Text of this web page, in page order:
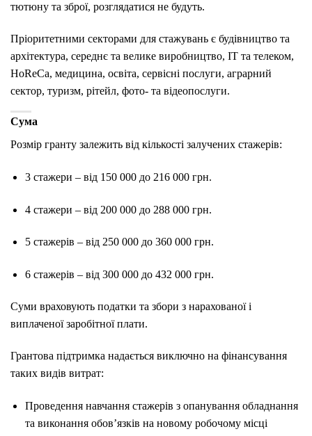
тютюну та зброї, розглядатися не будуть.
Пріоритетними секторами для стажувань є будівництво та
архітектура, середнє та велике виробництво, IT та телеком,
HoReCa, медицина, освіта, сервісні послуги, аграрний
сектор, туризм, рітейл, фото- та відеопослуги.
Сума
Розмір гранту залежить від кількості залучених стажерів:
3 стажери – від 150 000 до 216 000 грн.
4 стажери – від 200 000 до 288 000 грн.
5 стажерів – від 250 000 до 360 000 грн.
6 стажерів – від 300 000 до 432 000 грн.
Суми враховують податки та збори з нарахованої і
виплаченої заробітної плати.
Грантова підтримка надається виключно на фінансування
таких видів витрат:
Проведення навчання стажерів з опанування обладнання
та виконання обов’язків на новому робочому місці